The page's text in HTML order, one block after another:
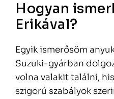
Hogyan
Erikával?
Egyik ismerősöm
Suzuki-gyárban
volna valakit találni,
szigorú szabályok